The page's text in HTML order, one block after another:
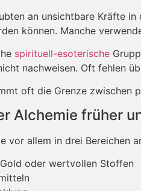
an unsichtbare Kräfte
können. Manche
spirituell-esoterische
nachweisen. Oft fehlen
oft die Grenze zwischen
Alchemie früher
vor allem in drei Bereichen
oder wertvollen Stoffen